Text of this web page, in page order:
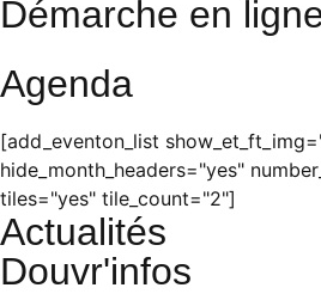
Démarche en
Agenda
[add_eventon_list
hide_month_headers="yes"
tiles="yes" tile_count="2"]
Actualités
Douvr'infos